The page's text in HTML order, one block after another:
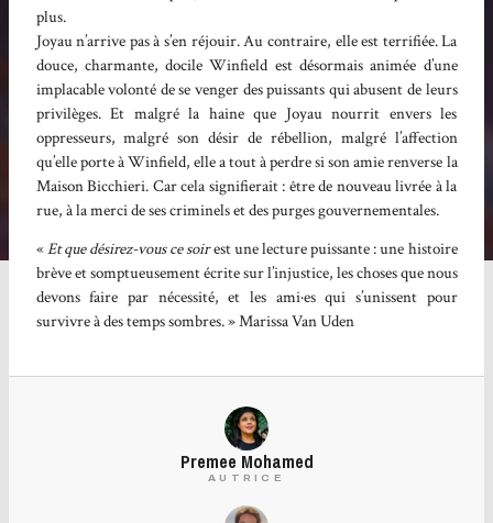
plus.
Joyau n’arrive pas à s’en réjouir. Au contraire, elle est terrifiée. La
douce, charmante, docile Winfield est désormais animée d’une
implacable volonté de se venger des puissants qui abusent de leurs
privilèges. Et malgré la haine que Joyau nourrit envers les
oppresseurs, malgré son désir de rébellion, malgré l’affection
qu’elle porte à Winfield, elle a tout à perdre si son amie renverse la
Maison Bicchieri. Car cela signifierait : être de nouveau livrée à la
rue, à la merci de ses criminels et des purges gouvernementales.
«Et que désirez-vous ce soirest une lecture puissante : une histoire
brève et somptueusement écrite sur l’injustice, les choses que nous
devons faire par nécessité, et les ami·es qui s’unissent pour
survivre à des temps sombres. » Marissa Van Uden
Premee Mohamed
AUTRICE